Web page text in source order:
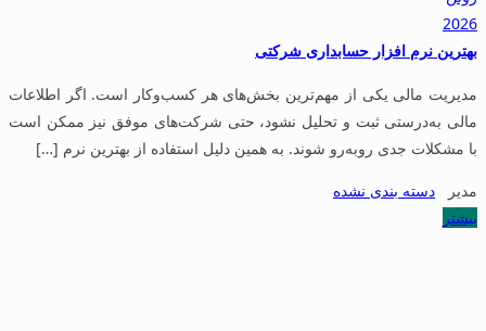
2026
بهترین نرم افزار حسابداری شرکتی
مدیریت مالی یکی از مهم‌ترین بخش‌های هر کسب‌وکار است. اگر اطلاعات
مالی به‌درستی ثبت و تحلیل نشود، حتی شرکت‌های موفق نیز ممکن است
با مشکلات جدی روبه‌رو شوند. به همین دلیل استفاده از بهترین نرم […]
مدیر
دسته بندی نشده
بیشتر